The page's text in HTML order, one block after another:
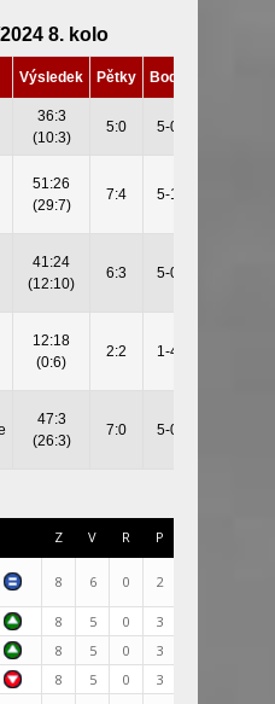
8. kolo
Výsledek Pětky Body
36:3
(10:3)
5:0 5-0
51:26
(29:7)
7:4 5-1
41:24
(12:10)
6:3 5-0
12:18
(0:6)
2:2 1-4
47:3
(26:3)
7:0 5-0
Z V R P
8 6 0 2
8 5 0 3
8 5 0 3
8 5 0 3